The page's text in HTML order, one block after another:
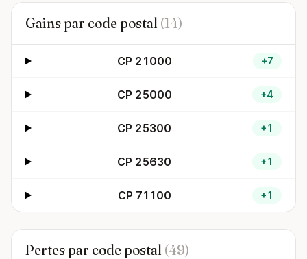
Gains par code postal (14)
CP 21000 +7
CP 25000 +4
CP 25300 +1
CP 25630 +1
CP 71100 +1
Pertes par code postal (49)